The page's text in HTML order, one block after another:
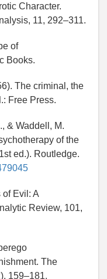
Character.
11, 292–311.
of
Books.
The criminal, the
Free Press.
& Waddell, M.
of the
ed.). Routledge.
of Evil: A
Review, 101,
The
159–181.